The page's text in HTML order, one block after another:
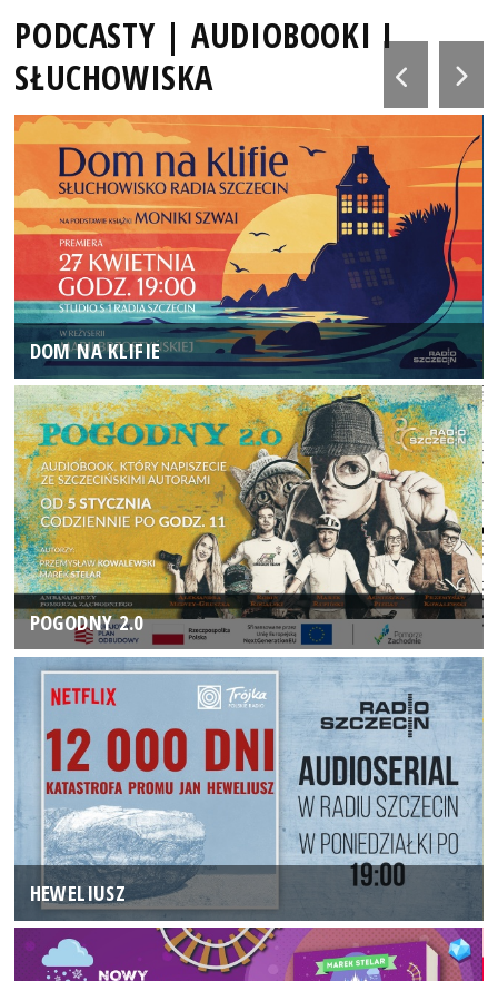
PODCASTY | AUDIOBOOKI I
SŁUCHOWISKA
DOM NA KLIFIE
POGODNY 2.0
HEWELIUSZ